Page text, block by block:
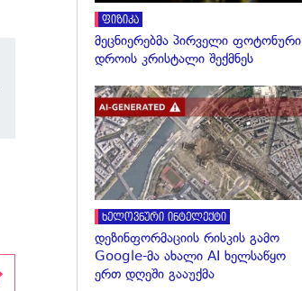
ფიზიკა
მეცნიერებმა პირველი ფოტონური
დროის კრისტალი შექმნეს
ხელოვნური ინტელექტი
დეზინფორმაციის რისკის გამო
Google-მა ახალი AI ხელსაწყო
ერთ დღეში გააუქმა